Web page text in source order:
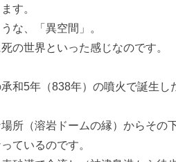
す。
な、「異空間」。
の世界といった感じなのです。
和5年（838年）の噴火で誕生し
所（溶岩ドームの縁）からその
ているのです。